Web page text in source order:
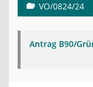
VO/0824/24
Antrag B90/